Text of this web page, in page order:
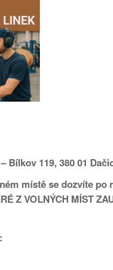
Bílkov 119, 380 01
místě se dozvíte po
Z VOLNÝCH MÍST